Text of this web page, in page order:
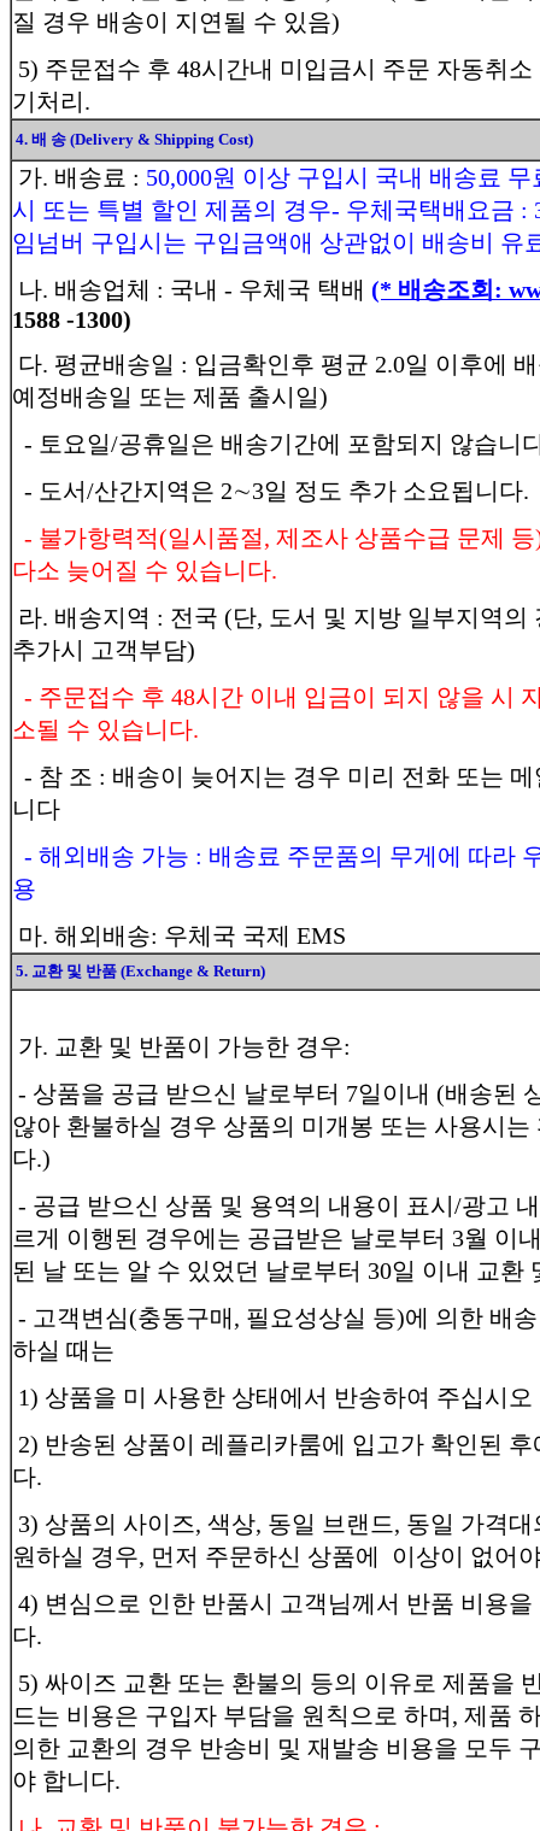
질 경우 배송이 지연될 수 있음)
5) 주문접수 후 48시간내 미입금시 주문 자동취
기처리.
4. 배 송 (Delivery & Shipping Cost)
가. 배송료 : 50,000원 이상 구입시 국내 배송료
시 또는 특별 할인 제품의 경우- 우체국택배요금 :
임넘버 구입시는 구입금액애 상관없이 배송비 유
나. 배송업체 : 국내 - 우체국 택배 (* 배송조회:
1588 -1300)
다. 평균배송일 : 입금확인후 평균 2.0일 이후에
예정배송일 또는 제품 출시일)
- 토요일/공휴일은 배송기간에 포함되지 않습니
- 도서/산간지역은 2∼3일 정도 추가 소요됩니다.
- 불가항력적(일시품절, 제조사 상품수급 문제
다소 늦어질 수 있습니다.
라. 배송지역 : 전국 (단, 도서 및 지방 일부지역의
추가시 고객부담)
- 주문접수 후 48시간 이내 입금이 되지 않을 시
소될 수 있습니다.
- 참 조 : 배송이 늦어지는 경우 미리 전화 또는
니다
- 해외배송 가능 : 배송료 주문품의 무게에 따라
용
마. 해외배송: 우체국 국제 EMS
5. 교환 및 반품 (Exchange & Return)
가. 교환 및 반품이 가능한 경우:
- 상품을 공급 받으신 날로부터 7일이내 (배송된
않아 환불하실 경우 상품의 미개봉 또는 사용시는
다.)
- 공급 받으신 상품 및 용역의 내용이 표시/광고
르게 이행된 경우에는 공급받은 날로부터 3월 이
된 날 또는 알 수 있었던 날로부터 30일 이내 교환
- 고객변심(충동구매, 필요성상실 등)에 의한 배
하실 때는
1) 상품을 미 사용한 상태에서 반송하여 주십시오
2) 반송된 상품이 레플리카룸에 입고가 확인된
다.
3) 상품의 사이즈, 색상, 동일 브랜드, 동일 가격
원하실 경우, 먼저 주문하신 상품에 이상이 없어
4) 변심으로 인한 반품시 고객님께서 반품 비용
다.
5) 싸이즈 교환 또는 환불의 등의 이유로 제품을
드는 비용은 구입자 부담을 원칙으로 하며, 제품
의한 교환의 경우 반송비 및 재발송 비용을 모두
야 합니다.